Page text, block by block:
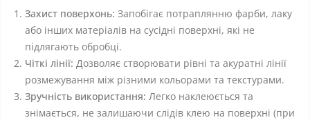
Захист поверхонь: Запобігає потраплянню фарби, лаку
або інших матеріалів на сусідні поверхні, які не
підлягають обробці.
Чіткі лінії: Дозволяє створювати рівні та акуратні лінії
розмежування між різними кольорами та текстурами.
Зручність використання: Легко наклеюється та
знімається, не залишаючи слідів клею на поверхні (при